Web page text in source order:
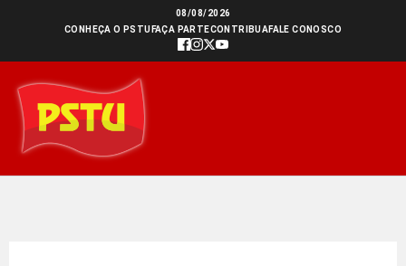
conteúdo
08/08/2026
CONHEÇA O PSTU FAÇA PARTECONTRIBUAFALE CONOSCO